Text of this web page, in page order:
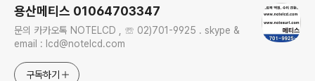
용산메티스 01064703347
문의 카카오톡 NOTELCD , ☏ 02)701-9925 . skype &
email : lcd@notelcd.com
구독하기